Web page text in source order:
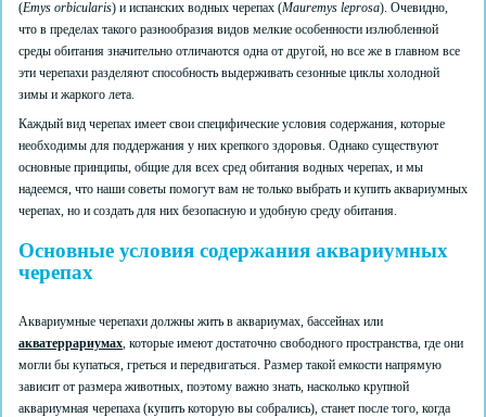
(Emys orbicularis) и испанских водных черепах (Mauremys leprosa). Очевидно,
что в пределах такого разнообразия видов мелкие особенности излюбленной
среды обитания значительно отличаются одна от другой, но все же в главном все
эти черепахи разделяют способность выдерживать сезонные циклы холодной
зимы и жаркого лета.
Каждый вид черепах имеет свои специфические условия содержания, которые
необходимы для поддержания у них крепкого здоровья. Однако существуют
основные принципы, общие для всех сред обитания водных черепах, и мы
надеемся, что наши советы помогут вам не только выбрать и купить аквариумных
черепах, но и создать для них безопасную и удобную среду обитания.
Основные условия содержания аквариумных
черепах
Аквариумные черепахи должны жить в аквариумах, бассейнах или
акватеррариумах, которые имеют достаточно свободного пространства, где они
могли бы купаться, греться и передвигаться. Размер такой емкости напрямую
зависит от размера животных, поэтому важно знать, насколько крупной
аквариумная черепаха (купить которую вы собрались), станет после того, когда